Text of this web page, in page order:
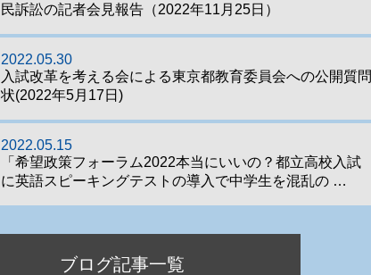
民訴訟の記者会見報告（2022年11月25日）
2022.05.30
入試改革を考える会による東京都教育委員会への公開質問
状(2022年5月17日)
2022.05.15
「希望政策フォーラム2022本当にいいの？都立高校入試
に英語スピーキングテストの導入で中学生を混乱の …
ブログ記事一覧